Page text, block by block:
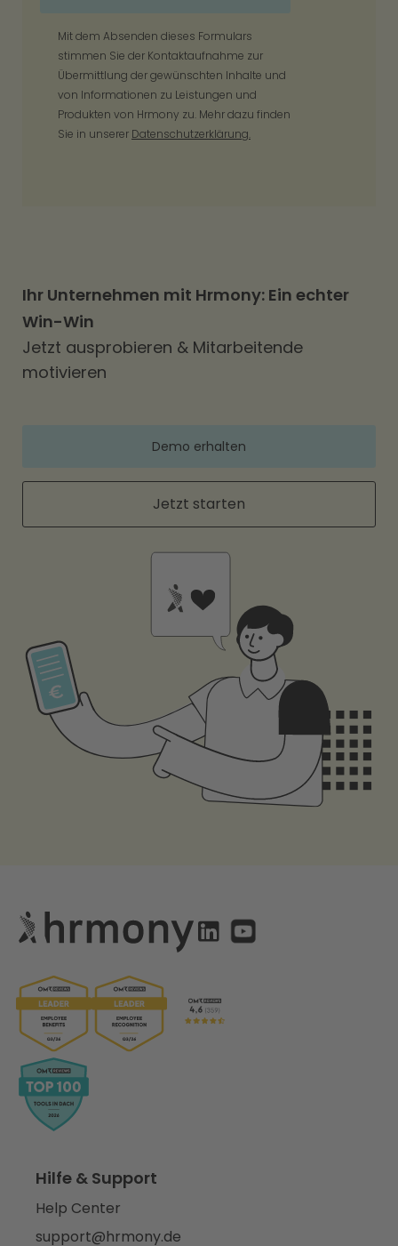
Mit dem Absenden dieses Formulars
stimmen Sie der Kontaktaufnahme zur
Übermittlung der gewünschten Inhalte und
von Informationen zu Leistungen und
Produkten von Hrmony zu. Mehr dazu finden
Sie in unserer Datenschutzerklärung.
Ihr Unternehmen mit Hrmony: Ein echter
Win-Win
Jetzt ausprobieren & Mitarbeitende
motivieren
Demo erhalten
Jetzt starten
Hilfe & Support
Help Center
support@hrmony.de